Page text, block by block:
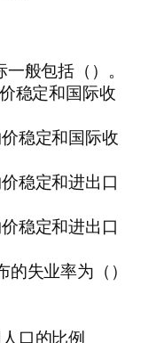
般包括（）。
稳定和国际收
稳定和国际收
稳定和进出口
稳定和进出口
失业率为（）
口的比例